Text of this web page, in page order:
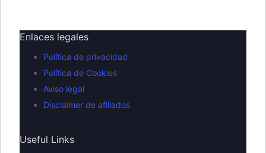
Enlaces legales
Política de privacidad
Política de Cookies
Aviso legal
Disclaimer de afiliados
Useful Links